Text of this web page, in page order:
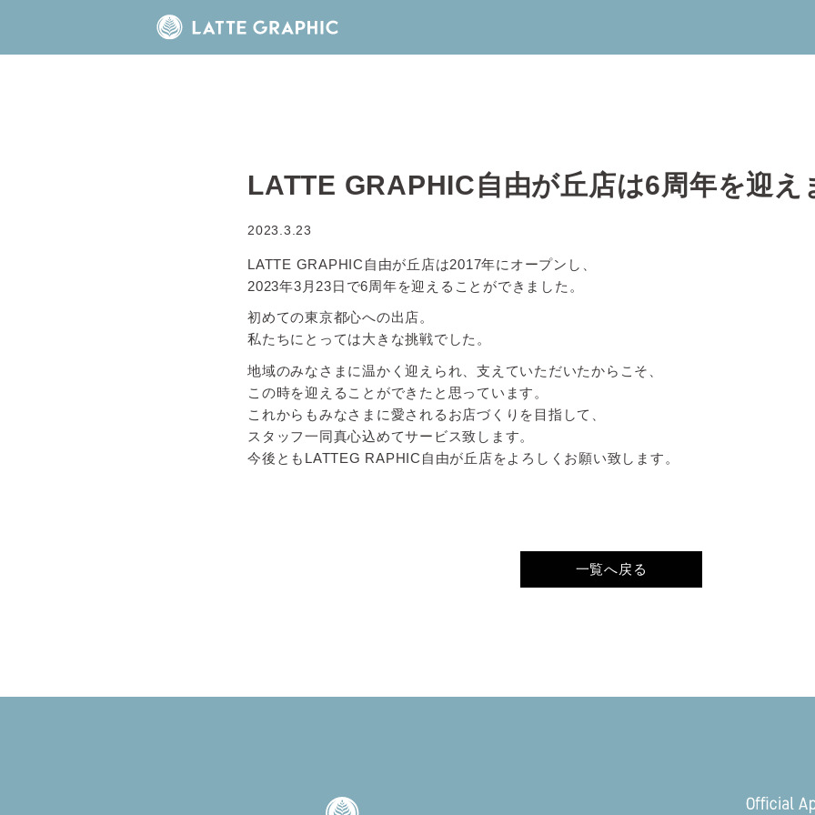
LATTE GRAPHIC自由が丘店は6周年を迎え
2023.3.23
LATTE GRAPHIC自由が丘店は2017年にオープンし、
2023年3月23日で6周年を迎えることができました。
初めての東京都心への出店。
私たちにとっては大きな挑戦でした。
地域のみなさまに温かく迎えられ、支えていただいたからこそ、
この時を迎えることができたと思っています。
これからもみなさまに愛されるお店づくりを目指して、
スタッフ一同真心込めてサービス致します。
今後ともLATTEG RAPHIC自由が丘店をよろしくお願い致します。
一覧へ戻る